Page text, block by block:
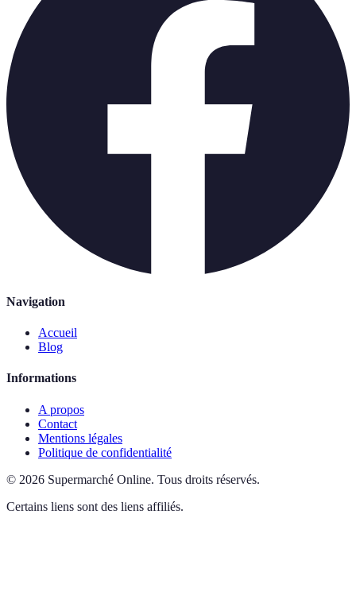
Navigation
Accueil
Blog
Informations
A propos
Contact
Mentions légales
Politique de confidentialité
© 2026 Supermarché Online. Tous droits réservés.
Certains liens sont des liens affiliés.